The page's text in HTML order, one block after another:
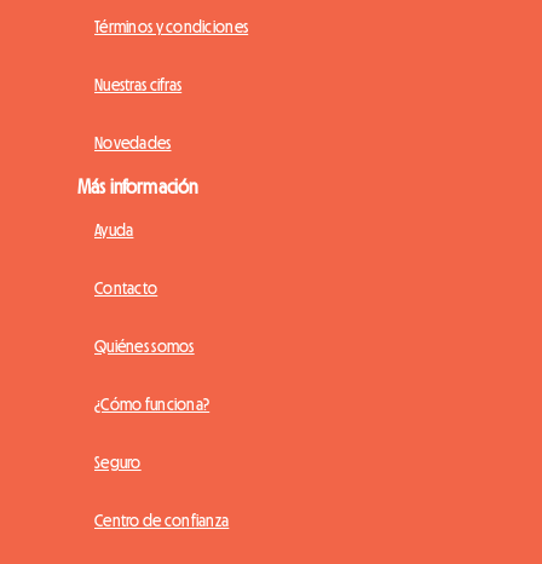
Términos y condiciones
Nuestras cifras
Novedades
Más información
Ayuda
Contacto
Quiénes somos
¿Cómo funciona?
Seguro
Centro de confianza